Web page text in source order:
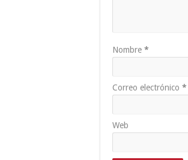
Nombre *
Correo electrónico *
Web